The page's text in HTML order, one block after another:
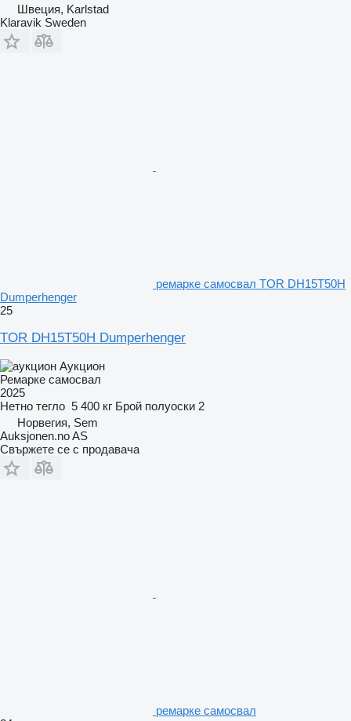
Швеция, Karlstad
Klaravik Sweden
ремарке самосвал TOR DH15T50H
Dumperhenger
25
TOR DH15T50H Dumperhenger
Аукцион
Ремарке самосвал
2025
Нетно тегло 5 400 кг Брой полуоски 2
Норвегия, Sem
Auksjonen.no AS
Свържете се с продавача
ремарке самосвал